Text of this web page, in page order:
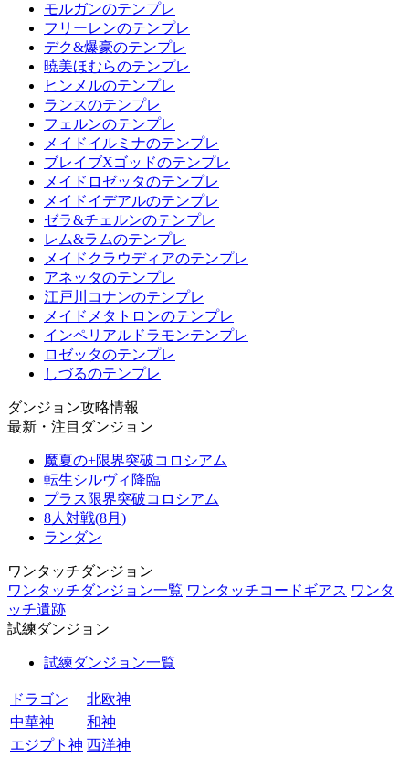
モルガンのテンプレ
フリーレンのテンプレ
デク&爆豪のテンプレ
暁美ほむらのテンプレ
ヒンメルのテンプレ
ランスのテンプレ
フェルンのテンプレ
メイドイルミナのテンプレ
ブレイブXゴッドのテンプレ
メイドロゼッタのテンプレ
メイドイデアルのテンプレ
ゼラ&チェルンのテンプレ
レム&ラムのテンプレ
メイドクラウディアのテンプレ
アネッタのテンプレ
江戸川コナンのテンプレ
メイドメタトロンのテンプレ
インペリアルドラモンテンプレ
ロゼッタのテンプレ
しづるのテンプレ
ダンジョン攻略情報
最新・注目ダンジョン
魔夏の+限界突破コロシアム
転生シルヴィ降臨
プラス限界突破コロシアム
8人対戦(8月)
ランダン
ワンタッチダンジョン
ワンタッチダンジョン一覧 ワンタッチコードギアス ワンタ
ッチ遺跡
試練ダンジョン
試練ダンジョン一覧
ドラゴン
北欧神
中華神
和神
エジプト神 西洋神